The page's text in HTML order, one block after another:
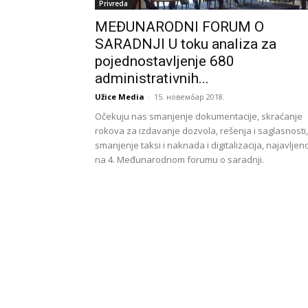
Privreda
MEĐUNARODNI FORUM O
SARADNJI U toku analiza za
pojednostavljenje 680
administrativnih...
Užice Media - 15. новембар 2018.
Očekuju nas smanjenje dokumentacije, skraćanje
rokova za izdavanje dozvola, rešenja i saglasnosti,
smanjenje taksi i naknada i digitalizacija,
na 4. Međunarodnom forumu o saradnji.